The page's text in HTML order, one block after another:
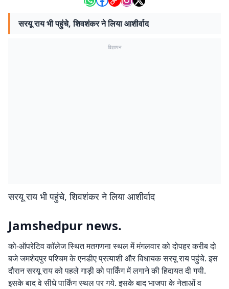
सरयू राय भी पहुंचे, शिवशंकर ने लिया आशीर्वाद
विज्ञापन
सरयू राय भी पहुंचे, शिवशंकर ने लिया आशीर्वाद
Jamshedpur news.
को-ऑपरेटिव कॉलेज स्थित मतगणना स्थल में मंगलवार को दोपहर करीब दो
बजे जमशेदपुर पश्चिम के एनडीए प्रत्याशी और विधायक सरयू राय पहुंचे. इस
दौरान सरयू राय को पहले गाड़ी को पार्किंग में लगाने की हिदायत दी गयी.
इसके बाद वे सीधे पार्किंग स्थल पर गये. इसके बाद भाजपा के नेताओं व